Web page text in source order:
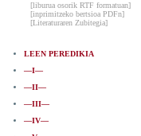
[liburua osorik RTF formatuan]
[inprimitzeko bertsioa PDFn]
[Literaturaren Zubitegia]
LEEN PEREDIKIA
—I—
—II—
—III—
—IV—